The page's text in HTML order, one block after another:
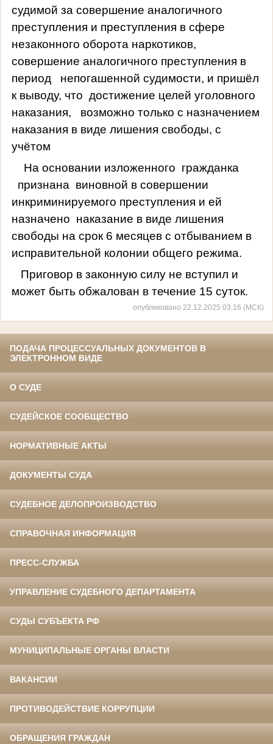
судимой за совершение аналогичного
преступления и преступления в сфере
незаконного оборота наркотиков,
совершение аналогичного преступления в
период
непогашенной судимости, и пришёл
к выводу, что достижение целей уголовного
наказания,
возможно только с назначением
наказания в виде лишения свободы, с
учётом
На основании изложенного гражданка
признана виновной в совершении
инкриминируемого преступления и ей
назначено наказание в виде лишения
свободы на срок 6 месяцев с отбыванием в
исправительной колонии общего режима.
Приговор в законную силу не вступил и
может быть обжалован в течение 15 суток.
опубликовано 22.12.2025 03:16 (МСК)
ПОДАЧА ПРОЦЕССУАЛЬНЫХ ДОКУМЕНТОВ В
ЭЛЕКТРОННОМ ВИДЕ
О СУДЕ
СУДЕЙСКОЕ СООБЩЕСТВО
НОРМАТИВНЫЕ АКТЫ
ДОКУМЕНТЫ СУДА
СУДЕБНОЕ ДЕЛОПРОИЗВОДСТВО
СПРАВОЧНАЯ ИНФОРМАЦИЯ
ПРЕСС-СЛУЖБА
УПРАВЛЕНИЕ СУДЕБНОГО ДЕПАРТАМЕНТА
СУДЫ СУБЪЕКТА РФ
МУНИЦИПАЛЬНЫЕ ОРГАНЫ ВЛАСТИ
ВАКАНСИИ
ПРОТИВОДЕЙСТВИЕ КОРРУПЦИИ
ОБРАЩЕНИЯ ГРАЖДАН